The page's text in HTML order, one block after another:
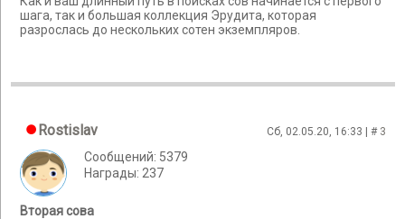
шага, так и большая коллекция Эрудита, которая
разрослась до нескольких сотен экземпляров.
Rostislav Сб, 02.05.20, 16:33 | # 3
Сообщений: 5379
Награды: 237
Вторая сова